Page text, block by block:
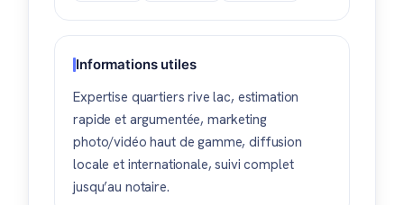
Informations utiles
Expertise quartiers rive lac, estimation
rapide et argumentée, marketing
photo/vidéo haut de gamme, diffusion
locale et internationale, suivi complet
jusqu’au notaire.